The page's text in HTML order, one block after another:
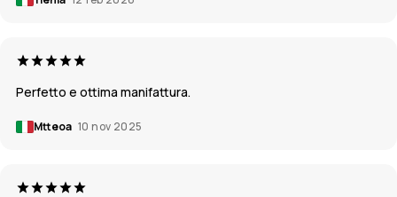
Perfetto e ottima manifattura.
Mtteoa 10 nov 2025